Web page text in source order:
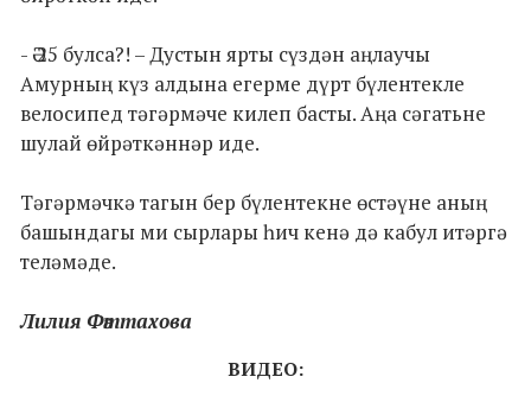
- Ә 25 булса?! – Дустын ярты сүздән аңлаучы
Амурның күз алдына егерме дүрт бүлентекле
велосипед тәгәрмәче килеп басты. Аңа сәгатьне
шулай өйрәткәннәр иде.
Тәгәрмәчкә тагын бер бүлентекне өстәүне аның
башындагы ми сырлары һич кенә дә кабул итәргә
теләмәде.
Лилия Фәттахова
ВИДЕО: